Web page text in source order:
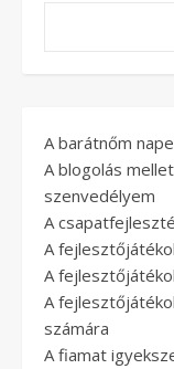
A barátnőm
A blogolás
szenvedélyem
A
A
A
A
számára
A fiamat